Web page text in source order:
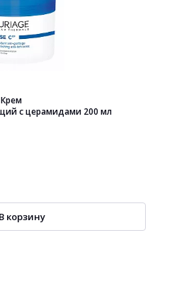
с церамидами 200 мл
В корзину